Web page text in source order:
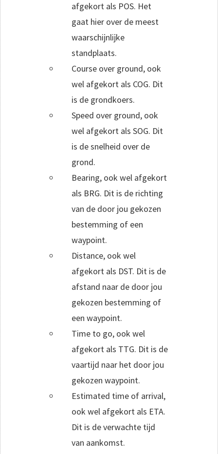
afgekort als POS. Het
gaat hier over de meest
waarschijnlijke
standplaats.
Course over ground, ook
wel afgekort als COG. Dit
is de grondkoers.
Speed over ground, ook
wel afgekort als SOG. Dit
is de snelheid over de
grond.
Bearing, ook wel afgekort
als BRG. Dit is de richting
van de door jou gekozen
bestemming of een
waypoint.
Distance, ook wel
afgekort als DST. Dit is de
afstand naar de door jou
gekozen bestemming of
een waypoint.
Time to go, ook wel
afgekort als TTG. Dit is de
vaartijd naar het door jou
gekozen waypoint.
Estimated time of arrival,
ook wel afgekort als ETA.
Dit is de verwachte tijd
van aankomst.